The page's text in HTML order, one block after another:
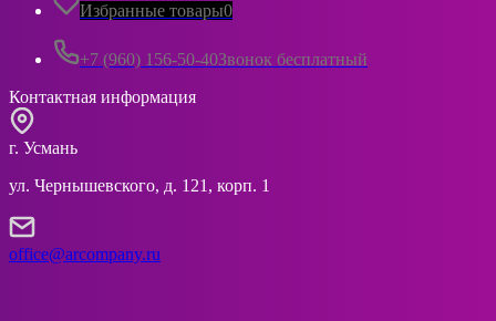
Избранные товары0
+7 (960) 156-50-40Звонок бесплатный
Контактная информация
г. Усмань
ул. Чернышевского, д. 121, корп. 1
office@arcompany.ru